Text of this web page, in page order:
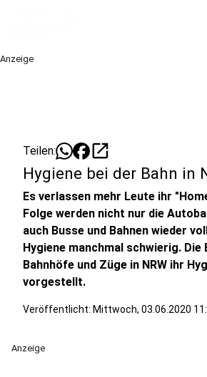
Anzeige
Teilen: open_in_new
Hygiene bei der Bahn in
Es verlassen mehr Leute ihr
Folge werden nicht nur die
auch Busse und Bahnen wieder
Hygiene manchmal schwierig. Die
Bahnhöfe und Züge in NRW ihr
vorgestellt.
Veröffentlicht: Mittwoch, 03.06.2020
Anzeige